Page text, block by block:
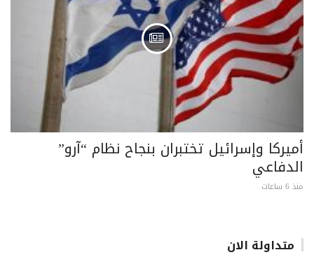
أميركا وإسرائيل تختبران بنجاح نظام “آرو”
الدفاعي
منذ 6 ساعات
متداولة الان